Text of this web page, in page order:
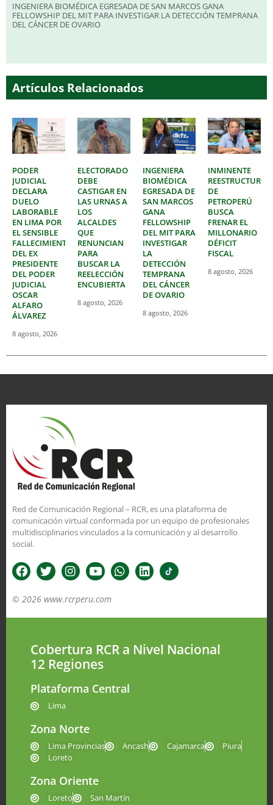
INGENIERA BIOMÉDICA EGRESADA DE SAN MARCOS GANA
FELLOWSHIP DEL MIT PARA INVESTIGAR LA DETECCIÓN TEMPRANA
DEL CÁNCER DE OVARIO
Artículos Relacionados
PODER
JUDICIAL
DECLARA
DUELO
LABORABLE
EN LIMA POR
EL SENSIBLE
FALLECIMIENTO
DEL EX
PRESIDENTE
DEL PODER
JUDICIAL
OSCAR
ALFARO
ÁLVAREZ
8 agosto, 2026
ELECTORADO
DEBE
CASTIGAR EN
LAS URNAS A
LOS
ALCALDES
QUE
RENUNCIAN
PARA
BUSCAR LA
REELECCIÓN
ENCUBIERTA
8 agosto, 2026
INGENIERA
BIOMÉDICA
EGRESADA DE
SAN MARCOS
GANA
FELLOWSHIP
DEL MIT PARA
INVESTIGAR
LA
DETECCIÓN
TEMPRANA
DEL CÁNCER
DE OVARIO
8 agosto, 2026
INMINENTE
DE
PETROPERÚ
BUSCA
FRENAR EL
MILLONARIO
DÉFICIT
FISCAL
8 agosto, 2026
Red de Comunicación Regional – RCR, es una plataforma de
comunicación virtual conformada por un equipo de profesionales
multidisciplinarios vinculados a la comunicación y al desarrollo
social.
© 2026 www.rcrperu.com
Cobertura RCR a Nivel Nacional
12 Regiones
Plataforma Central
Lima
Zona Norte
Lima Provincias Ancash Cajamarca
Piura
Loreto
Zona Oriente
Loreto San Martín